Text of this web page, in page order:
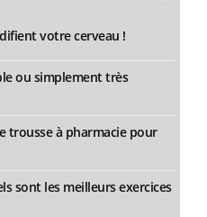
votre cerveau !
ou simplement très
trousse à pharmacie pour
sont les meilleurs exercices